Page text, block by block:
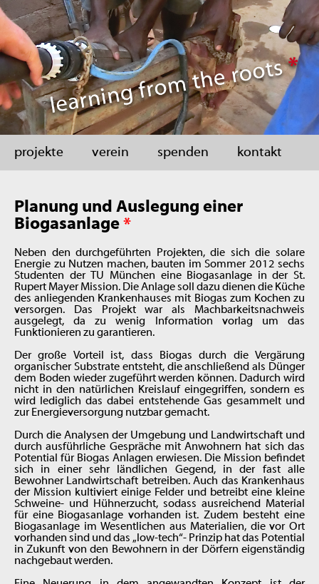
projekte verein spenden kontakt
Planung und Auslegung einer
Biogasanlage *
Neben den durchgeführten Projekten, die sich die solare
Energie zu Nutzen machen, bauten im Sommer 2012 sechs
Studenten der TU München eine Biogasanlage in der St.
Rupert Mayer Mission. Die Anlage soll dazu dienen die Küche
des anliegenden Krankenhauses mit Biogas zum Kochen zu
versorgen. Das Projekt war als Machbarkeitsnachweis
ausgelegt, da zu wenig Information vorlag um das
Funktionieren zu garantieren.
Der große Vorteil ist, dass Biogas durch die Vergärung
organischer Substrate entsteht, die anschließend als Dünger
dem Boden wieder zugeführt werden können. Dadurch wird
nicht in den natürlichen Kreislauf eingegriffen, sondern es
wird lediglich das dabei entstehende Gas gesammelt und
zur Energieversorgung nutzbar gemacht.
Durch die Analysen der Umgebung und Landwirtschaft und
durch ausführliche Gespräche mit Anwohnern hat sich das
Potential für Biogas Anlagen erwiesen. Die Mission befindet
sich in einer sehr ländlichen Gegend, in der fast alle
Bewohner Landwirtschaft betreiben. Auch das Krankenhaus
der Mission kultiviert einige Felder und betreibt eine kleine
Schweine- und Hühnerzucht, sodass ausreichend Material
für eine Biogasanlage vorhanden ist. Zudem besteht eine
Biogasanlage im Wesentlichen aus Materialien, die vor Ort
vorhanden sind und das „low-tech“- Prinzip hat das Potential
in Zukunft von den Bewohnern in der Dörfern eigenständig
nachgebaut werden.